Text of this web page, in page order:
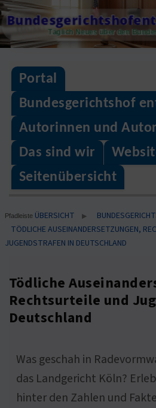
Skip
to
content
Täglich Neues über den
Portal
Bundesgerichtshof
Autorinnen und
Das sind wir
Seitenübersicht
Pfadleiste ÜBERSICHT ▶
TÖDLICHE AUSEINANDERSETZUNGEN,
JUGENDSTRAFEN IN DEUTSCHLAND
Tödliche
Rechtsurteile und
Deutschland
Was geschah in
das Landgericht Köln?
hinter den Zahlen und